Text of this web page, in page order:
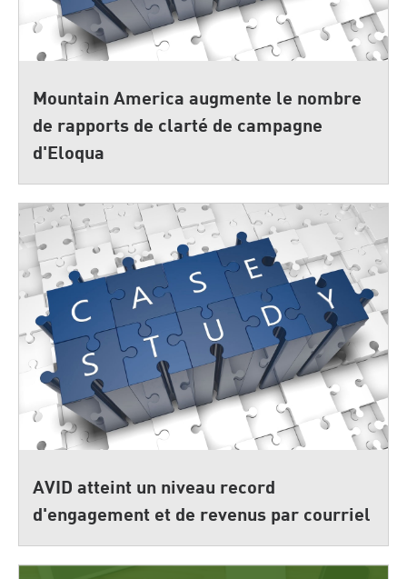
Mountain America augmente le nombre
de rapports de clarté de campagne
d'Eloqua
AVID atteint un niveau record
d'engagement et de revenus par courriel